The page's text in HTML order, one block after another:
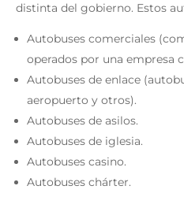
distinta del gobierno. Estos
Autobuses comerciales
operados por una empresa
Autobuses de enlace
aeropuerto y otros).
Autobuses de asilos.
Autobuses de iglesia.
Autobuses casino.
Autobuses chárter.